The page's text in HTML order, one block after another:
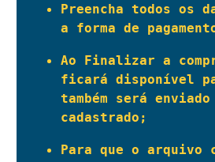
Preencha todos os
a forma de
Ao Finalizar a
ficará disponível
também será
cadastrado;
Para que o arquivo